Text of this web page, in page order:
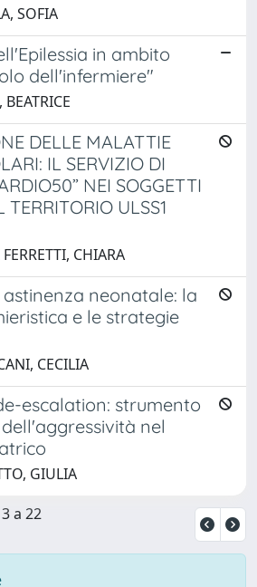
SOFIA
in ambito
dell'infermiere"
DELLE MALATTIE
IL SERVIZIO DI
NEI SOGGETTI
TERRITORIO ULSS1
CHIARA
neonatale: la
e le strategie
CECILIA
escalation: strumento
nel
GIULIA
a 22